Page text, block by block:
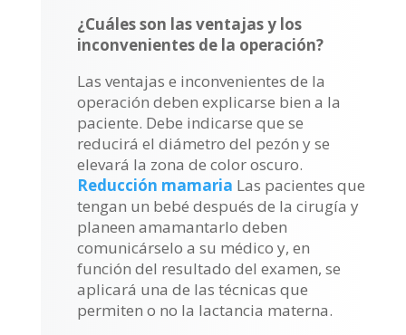
¿Cuáles son las ventajas y los
inconvenientes de la operación?
Las ventajas e inconvenientes de la
operación deben explicarse bien a la
paciente. Debe indicarse que se
reducirá el diámetro del pezón y se
elevará la zona de color oscuro.
Reducción mamaria Las pacientes que
tengan un bebé después de la cirugía y
planeen amamantarlo deben
comunicárselo a su médico y, en
función del resultado del examen, se
aplicará una de las técnicas que
permiten o no la lactancia materna.